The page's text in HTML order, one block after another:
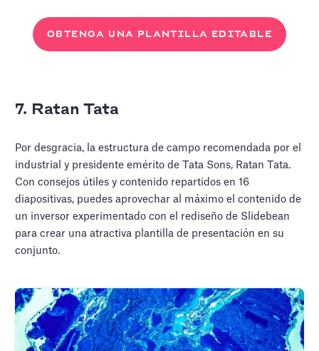
OBTENGA UNA PLANTILLA EDITABLE
7. Ratan Tata
Por desgracia, la estructura de campo recomendada por el
industrial y presidente emérito de Tata Sons, Ratan Tata.
Con consejos útiles y contenido repartidos en 16
diapositivas, puedes aprovechar al máximo el contenido de
un inversor experimentado con el rediseño de Slidebean
para crear una atractiva plantilla de presentación en su
conjunto.